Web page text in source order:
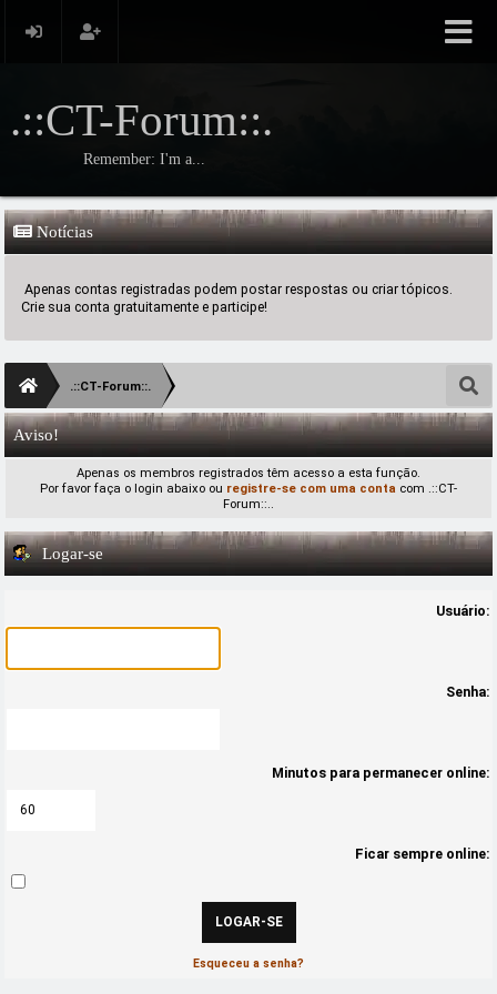
.::CT-Forum::.
Remember: I'm a...
Notícias
Apenas contas registradas podem postar respostas ou criar tópicos.
Crie sua conta gratuitamente e participe!
.::CT-Forum::.
Aviso!
Apenas os membros registrados têm acesso a esta função.
Por favor faça o login abaixo ou registre-se com uma conta com .::CT-
Forum::..
Logar-se
Usuário:
Senha:
Minutos para permanecer online:
Ficar sempre online:
Esqueceu a senha?